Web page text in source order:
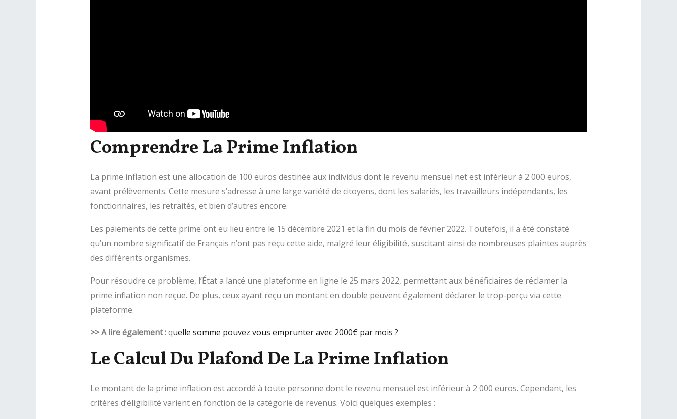
Comprendre La Prime Inflation
La prime inflation est une allocation de 100 euros destinée aux individus dont le revenu mensuel net est inférieur à 2 000 euros,
avant prélèvements. Cette mesure s’adresse à une large variété de citoyens, dont les salariés, les travailleurs indépendants, les
fonctionnaires, les retraités, et bien d’autres encore.
Les paiements de cette prime ont eu lieu entre le 15 décembre 2021 et la fin du mois de février 2022. Toutefois, il a été constaté
qu’un nombre significatif de Français n’ont pas reçu cette aide, malgré leur éligibilité, suscitant ainsi de nombreuses plaintes auprès
des différents organismes.
Pour résoudre ce problème, l’État a lancé une plateforme en ligne le 25 mars 2022, permettant aux bénéficiaires de réclamer la
prime inflation non reçue. De plus, ceux ayant reçu un montant en double peuvent également déclarer le trop-perçu via cette
plateforme.
>>A lire également :quelle somme pouvez vous emprunter avec 2000€ par mois ?
Le Calcul Du Plafond De La Prime Inflation
Le montant de la prime inflation est accordé à toute personne dont le revenu mensuel est inférieur à 2 000 euros. Cependant, les
critères d’éligibilité varient en fonction de la catégorie de revenus. Voici quelques exemples :